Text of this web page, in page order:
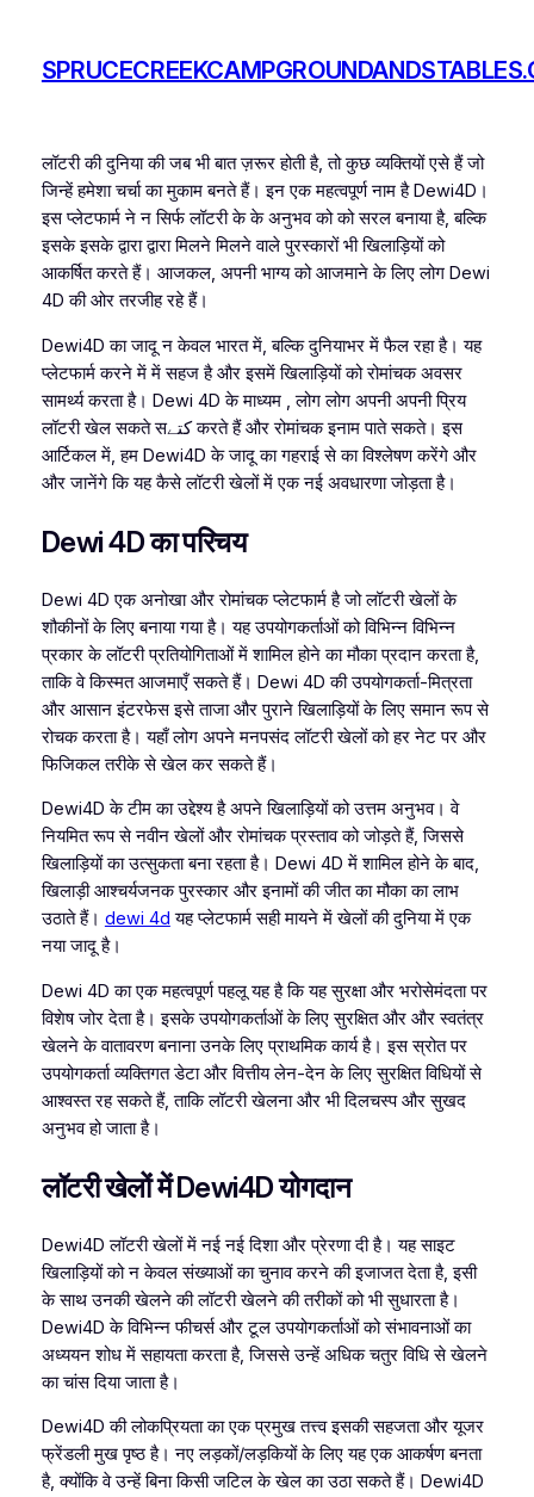
content
लॉटरी की दुनिया की जब भी बात ज़रूर होती है, तो कुछ व्यक्तियों एसे हैं जो
जिन्हें हमेशा चर्चा का मुकाम बनते हैं। इन एक महत्वपूर्ण नाम है Dewi4D।
इस प्लेटफार्म ने न सिर्फ लॉटरी के के अनुभव को को सरल बनाया है, बल्कि
इसके इसके द्वारा द्वारा मिलने मिलने वाले पुरस्कारों भी खिलाड़ियों को
आकर्षित करते हैं। आजकल, अपनी भाग्य को आजमाने के लिए लोग Dewi
4D की ओर तरजीह रहे हैं।
Dewi4D का जादू न केवल भारत में, बल्कि दुनियाभर में फैल रहा है। यह
प्लेटफार्म करने में में सहज है और इसमें खिलाड़ियों को रोमांचक अवसर
सामर्थ्य करता है। Dewi 4D के माध्यम , लोग लोग अपनी अपनी प्रिय
लॉटरी खेल सकते सکتے करते हैं और रोमांचक इनाम पाते सकते। इस
आर्टिकल में, हम Dewi4D के जादू का गहराई से का विश्लेषण करेंगे और
और जानेंगे कि यह कैसे लॉटरी खेलों में एक नई अवधारणा जोड़ता है।
Dewi 4D का परिचय
Dewi 4D एक अनोखा और रोमांचक प्लेटफार्म है जो लॉटरी खेलों के
शौकीनों के लिए बनाया गया है। यह उपयोगकर्ताओं को विभिन्न विभिन्न
प्रकार के लॉटरी प्रतियोगिताओं में शामिल होने का मौका प्रदान करता है,
ताकि वे किस्मत आजमाएँ सकते हैं। Dewi 4D की उपयोगकर्ता-मित्रता
और आसान इंटरफेस इसे ताजा और पुराने खिलाड़ियों के लिए समान रूप से
रोचक करता है। यहाँ लोग अपने मनपसंद लॉटरी खेलों को हर नेट पर और
फिजिकल तरीके से खेल कर सकते हैं।
Dewi4D के टीम का उद्देश्य है अपने खिलाड़ियों को उत्तम अनुभव। वे
नियमित रूप से नवीन खेलों और रोमांचक प्रस्ताव को जोड़ते हैं, जिससे
खिलाड़ियों का उत्सुकता बना रहता है। Dewi 4D में शामिल होने के बाद,
खिलाड़ी आश्चर्यजनक पुरस्कार और इनामों की जीत का मौका का लाभ
उठाते हैं। dewi 4d यह प्लेटफार्म सही मायने में खेलों की दुनिया में एक
नया जादू है।
Dewi 4D का एक महत्वपूर्ण पहलू यह है कि यह सुरक्षा और भरोसेमंदता पर
विशेष जोर देता है। इसके उपयोगकर्ताओं के लिए सुरक्षित और और स्वतंत्र
खेलने के वातावरण बनाना उनके लिए प्राथमिक कार्य है। इस स्रोत पर
उपयोगकर्ता व्यक्तिगत डेटा और वित्तीय लेन-देन के लिए सुरक्षित विधियों से
आश्वस्त रह सकते हैं, ताकि लॉटरी खेलना और भी दिलचस्प और सुखद
अनुभव हो जाता है।
लॉटरी खेलों में Dewi4D योगदान
Dewi4D लॉटरी खेलों में नई नई दिशा और प्रेरणा दी है। यह साइट
खिलाड़ियों को न केवल संख्याओं का चुनाव करने की इजाजत देता है, इसी
के साथ उनकी खेलने की लॉटरी खेलने की तरीकों को भी सुधारता है।
Dewi4D के विभिन्न फीचर्स और टूल उपयोगकर्ताओं को संभावनाओं का
अध्ययन शोध में सहायता करता है, जिससे उन्हें अधिक चतुर विधि से खेलने
का चांस दिया जाता है।
Dewi4D की लोकप्रियता का एक प्रमुख तत्त्व इसकी सहजता और यूजर
फ्रेंडली मुख पृष्ठ है। नए लड़कों/लड़कियों के लिए यह एक आकर्षण बनता
है, क्योंकि वे उन्हें बिना किसी जटिल के खेल का उठा सकते हैं। Dewi4D